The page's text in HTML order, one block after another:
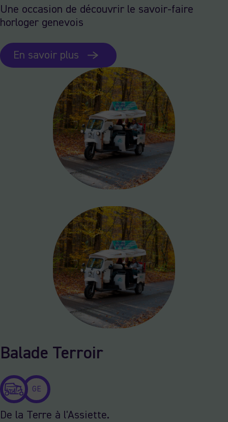
Une occasion de découvrir le savoir-faire
horloger genevois
En savoir plus
Balade Terroir
GE
De la Terre à l'Assiette.